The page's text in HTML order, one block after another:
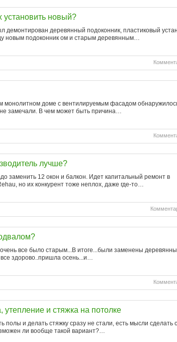
установить новый?
демонтирован деревянный подоконник, пластиковый
новым подоконник ом и старым деревянным…
монолитном доме с вентилируемым фасадом
замечали. В чем может быть причина…
лучше?
заменить 12 окон и балкон. Идет капитальный ремонт в
но их конкурент тоже неплох, даже где-то…
все было старым...В итоге...были заменены
здорово..пришла осень...и…
и стяжка на потолке
и делать стяжку сразу не стали, есть мысли сделать
ли вообще такой вариант?…